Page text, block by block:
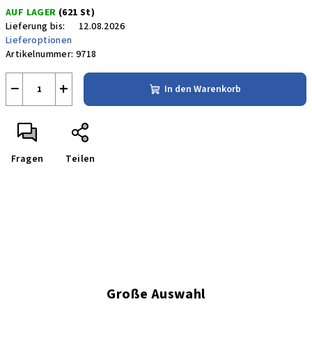
AUF LAGER (621 St)
Lieferung bis:
12.08.2026
Lieferoptionen
Artikelnummer: 9718
+
− In den Warenkorb
Fragen Teilen
Große Auswahl